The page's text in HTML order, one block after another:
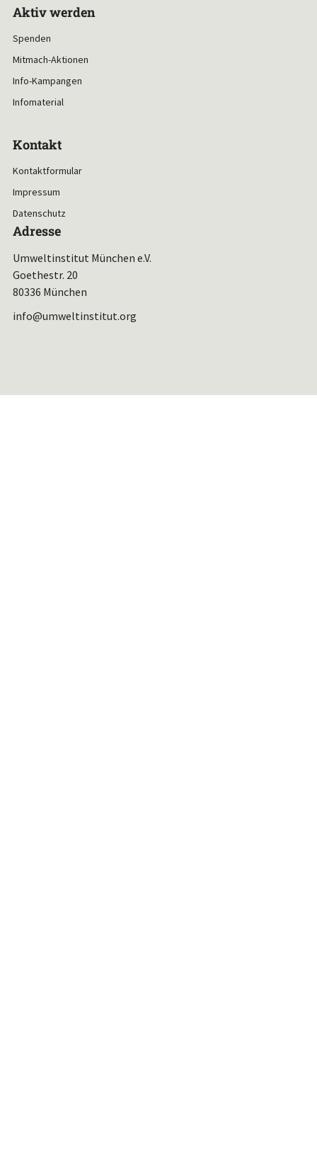
Aktiv werden
Spenden
Mitmach-Aktionen
Info-Kampangen
Infomaterial
Kontakt
Kontaktformular
Impressum
Datenschutz
Adresse
Umweltinstitut München e.V.
Goethestr. 20
80336 München
info@umweltinstitut.org